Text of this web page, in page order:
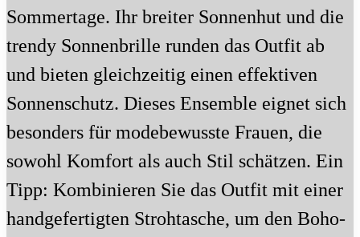
Sommertage. Ihr breiter Sonnenhut und die
trendy Sonnenbrille runden das Outfit ab
und bieten gleichzeitig einen effektiven
Sonnenschutz. Dieses Ensemble eignet sich
besonders für modebewusste Frauen, die
sowohl Komfort als auch Stil schätzen. Ein
Tipp: Kombinieren Sie das Outfit mit einer
handgefertigten Strohtasche, um den Boho-